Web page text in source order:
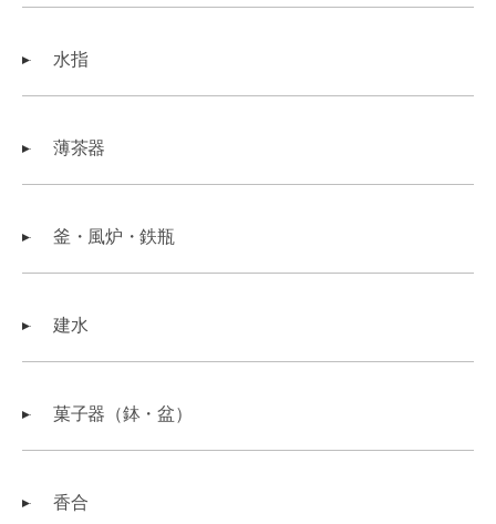
水指
薄茶器
釜・風炉・鉄瓶
建水
菓子器（鉢・盆）
香合